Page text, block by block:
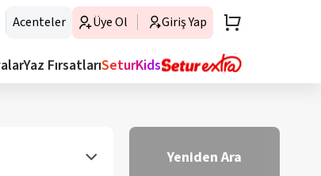
Acenteler Üye Ol Giriş Yap
Yaz FırsatlarıSeturKids
Yeniden Ara